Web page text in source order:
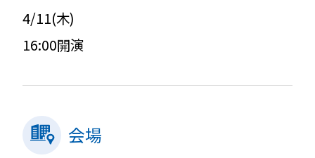
4/11(木)
16:00開演
会場